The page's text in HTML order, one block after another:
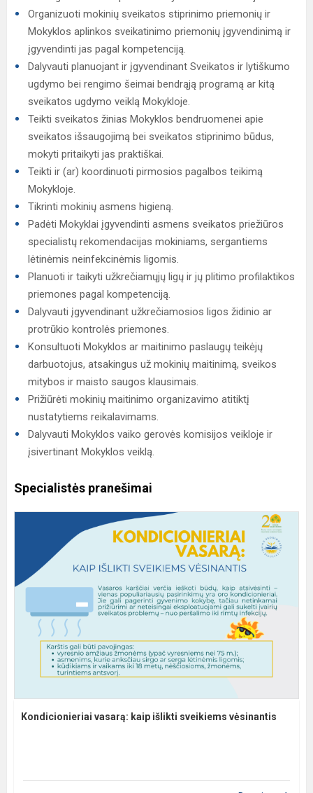
Organizuoti mokinių sveikatos stiprinimo priemonių ir
Mokyklos aplinkos sveikatinimo priemonių įgyvendinimą ir
įgyvendinti jas pagal kompetenciją.
Dalyvauti planuojant ir įgyvendinant Sveikatos ir lytiškumo
ugdymo bei rengimo šeimai bendrąją programą ar kitą
sveikatos ugdymo veiklą Mokykloje.
Teikti sveikatos žinias Mokyklos bendruomenei apie
sveikatos išsaugojimą bei sveikatos stiprinimo būdus,
mokyti pritaikyti jas praktiškai.
Teikti ir (ar) koordinuoti pirmosios pagalbos teikimą
Mokykloje.
Tikrinti mokinių asmens higieną.
Padėti Mokyklai įgyvendinti asmens sveikatos priežiūros
specialistų rekomendacijas mokiniams, sergantiems
lėtinėmis neinfekcinėmis ligomis.
Planuoti ir taikyti užkrečiamųjų ligų ir jų plitimo profilaktikos
priemones pagal kompetenciją.
Dalyvauti įgyvendinant užkrečiamosios ligos židinio ar
protrūkio kontrolės priemones.
Konsultuoti Mokyklos ar maitinimo paslaugų teikėjų
darbuotojus, atsakingus už mokinių maitinimą, sveikos
mitybos ir maisto saugos klausimais.
Prižiūrėti mokinių maitinimo organizavimo atitiktį
nustatytiems reikalavimams.
Dalyvauti Mokyklos vaiko gerovės komisijos veikloje ir
įsivertinant Mokyklos veiklą.
Specialistės pranešimai
Kondicionieriai vasarą: kaip išlikti sveikiems vėsinantis